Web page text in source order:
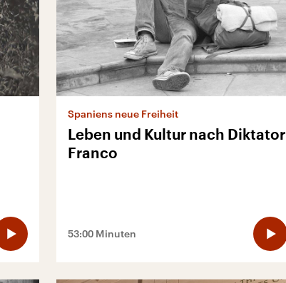
Spaniens neue Freiheit
Leben und Kultur nach Diktator
Franco
53:00 Minuten